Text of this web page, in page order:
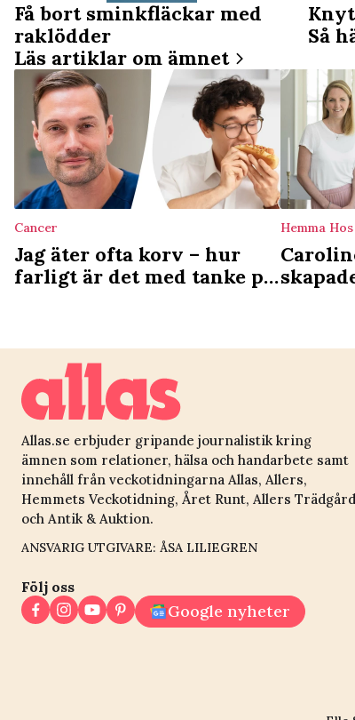
Få bort sminkfläckar med
raklödder
Så
Läs artiklar om ämnet
Cancer
Jag äter ofta korv – hur
farligt är det med tanke på
Hemma Hos
Allas.se erbjuder gripande journalistik kring
ämnen som relationer, hälsa och handarbete samt
innehåll från veckotidningarna Allas, Allers,
Hemmets Veckotidning, Året Runt, Allers Trädgård
och Antik & Auktion.
ANSVARIG UTGIVARE: ÅSA LILIEGREN
Följ oss
Google nyheter